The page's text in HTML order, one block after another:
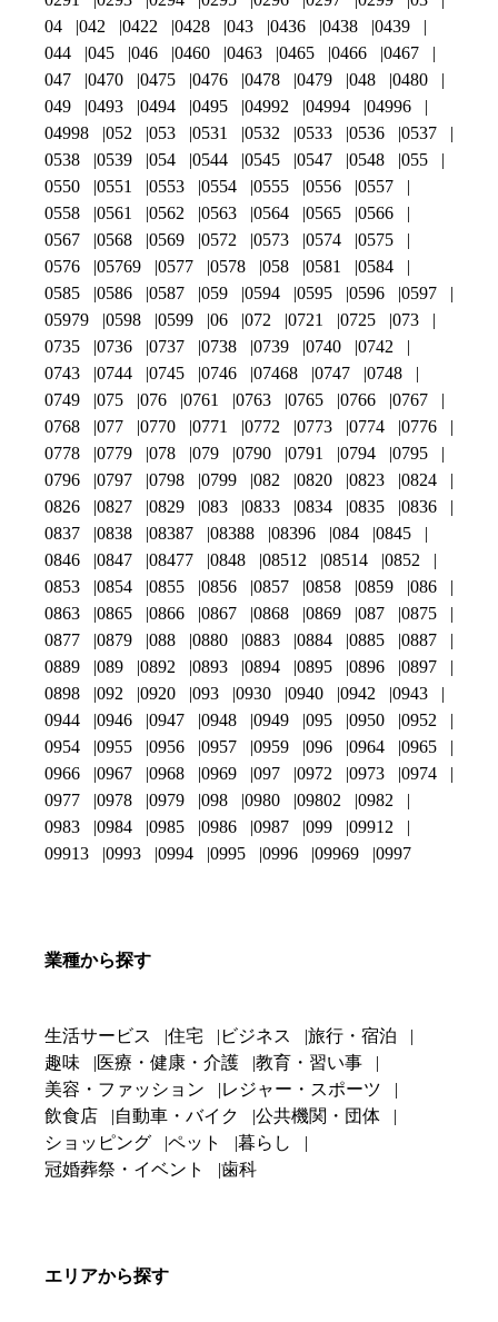
04
042 0422 0428 043 0436 0438
0439
044
045 046 0460 0463 0465 0466
0467
047
0470 0475 0476 0478 0479 048
0480
049
0493 0494 0495 04992 04994
04996
04998
052 053 0531 0532 0533 0536
0537
0538
0539 054 0544 0545 0547 0548
055
0550
0551 0553 0554 0555 0556
0557
0558
0561 0562 0563 0564 0565
0566
0567
0568 0569 0572 0573 0574
0575
0576
05769 0577 0578 058 0581
0584
0585
0586 0587 059 0594 0595 0596
0597
05979
0598 0599 06 072 0721 0725
073
0735
0736 0737 0738 0739 0740
0742
0743
0744 0745 0746 07468 0747
0748
0749
075 076 0761 0763 0765 0766
0767
0768
077 0770 0771 0772 0773 0774
0776
0778
0779 078 079 0790 0791 0794
0795
0796
0797 0798 0799 082 0820 0823
0824
0826
0827 0829 083 0833 0834 0835
0836
0837
0838 08387 08388 08396 084
0845
0846
0847 08477 0848 08512 08514
0852
0853
0854 0855 0856 0857 0858 0859
086
0863
0865 0866 0867 0868 0869 087
0875
0877
0879 088 0880 0883 0884 0885
0887
0889
089 0892 0893 0894 0895 0896
0897
0898
092 0920 093 0930 0940 0942
0943
0944
0946 0947 0948 0949 095 0950
0952
0954
0955 0956 0957 0959 096 0964
0965
0966
0967 0968 0969 097 0972 0973
0974
0977
0978 0979 098 0980 09802
0982
0983
0984 0985 0986 0987 099
09912
09913
0993 0994 0995 0996 09969 0997
業種から探す
生活サービス 住宅 ビジネス
旅行・宿泊
趣味
医療・健康・介護
教育・習い事
美容・ファッション
レジャー・スポーツ
飲食店
自動車・バイク
公共機関・団体
ショッピング
ペット
暮らし
冠婚葬祭・イベント
歯科
エリアから探す